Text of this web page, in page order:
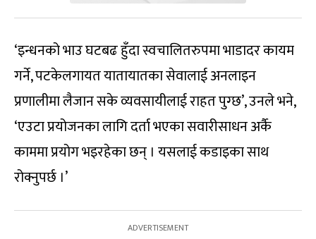
‘इन्धनको भाउ घटबढ हुँदा स्वचालितरुपमा भाडादर कायम
गर्ने, पटकेलगायत यातायातका सेवालाई अनलाइन
प्रणालीमा लैजान सके व्यवसायीलाई राहत पुग्छ’, उनले भने,
‘एउटा प्रयोजनका लागि दर्ता भएका सवारीसाधन अर्कै
काममा प्रयोग भइरहेका छन् । यसलाई कडाइका साथ
रोक्नुपर्छ ।’